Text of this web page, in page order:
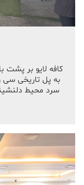
کافه لایو بر
به پل تاریخی سی
سرد محیط